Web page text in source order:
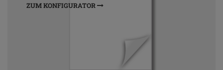
ZUM KONFIGURATOR